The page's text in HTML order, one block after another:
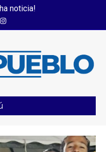
noticia!
Instagram